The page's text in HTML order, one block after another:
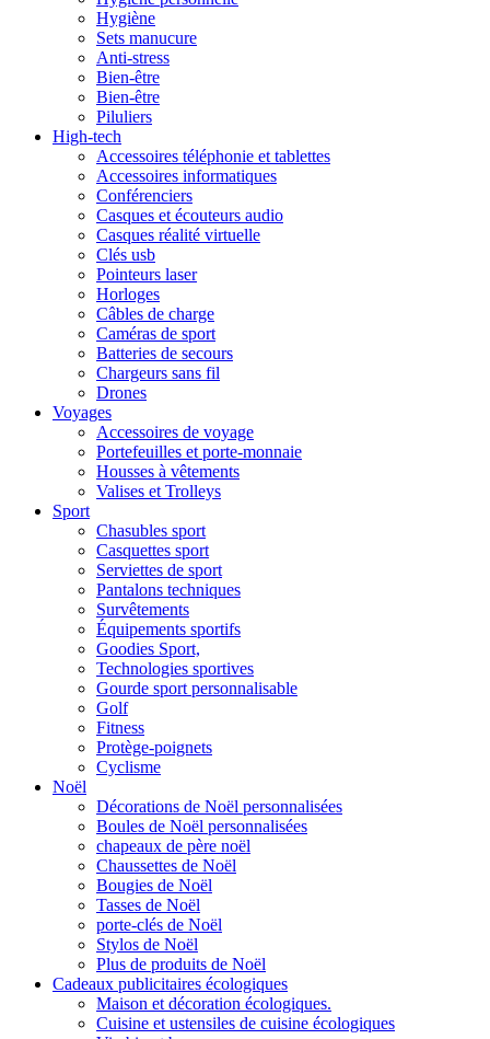
Hygiène
Sets manucure
Anti-stress
Bien-être
Bien-être
Piluliers
High-tech
Accessoires téléphonie et tablettes
Accessoires informatiques
Conférenciers
Casques et écouteurs audio
Casques réalité virtuelle
Clés usb
Pointeurs laser
Horloges
Câbles de charge
Caméras de sport
Batteries de secours
Chargeurs sans fil
Drones
Voyages
Accessoires de voyage
Portefeuilles et porte-monnaie
Housses à vêtements
Valises et Trolleys
Sport
Chasubles sport
Casquettes sport
Serviettes de sport
Pantalons techniques
Survêtements
Équipements sportifs
Goodies Sport,
Technologies sportives
Gourde sport personnalisable
Golf
Fitness
Protège-poignets
Cyclisme
Noël
Décorations de Noël personnalisées
Boules de Noël personnalisées
chapeaux de père noël
Chaussettes de Noël
Bougies de Noël
Tasses de Noël
porte-clés de Noël
Stylos de Noël
Plus de produits de Noël
Cadeaux publicitaires écologiques
Maison et décoration écologiques.
Cuisine et ustensiles de cuisine écologiques